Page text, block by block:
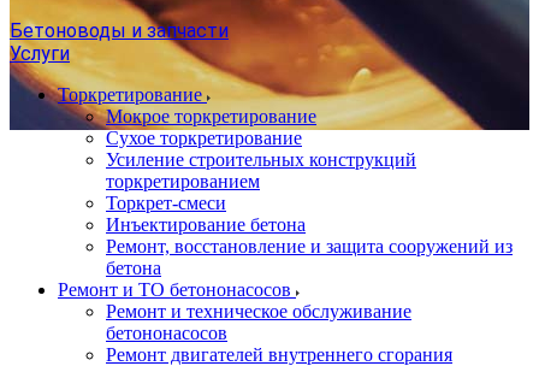
Бетоноводы и запчасти
Услуги
Торкретирование
Мокрое торкретирование
Сухое торкретирование
Усиление строительных конструкций
торкретированием
Торкрет-смеси
Инъектирование бетона
Ремонт, восстановление и защита сооружений из
бетона
Ремонт и ТО бетононасосов
Ремонт и техническое обслуживание
бетононасосов
Ремонт двигателей внутреннего сгорания